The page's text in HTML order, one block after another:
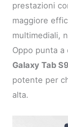
prestazioni
maggiore
multimediali,
Oppo punta
Galaxy Tab
potente per
alta.